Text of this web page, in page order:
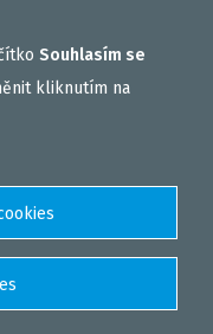
Souhlasím se
kliknutím na